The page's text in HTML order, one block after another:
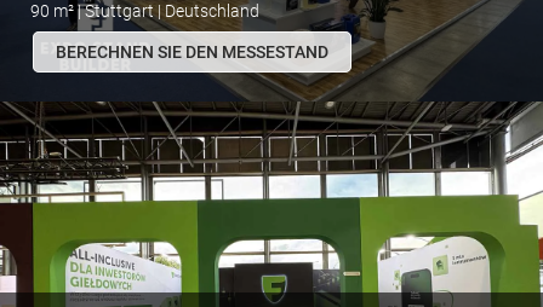
90 m² | Stuttgart | Deutschland
BERECHNEN SIE DEN MESSESTAND